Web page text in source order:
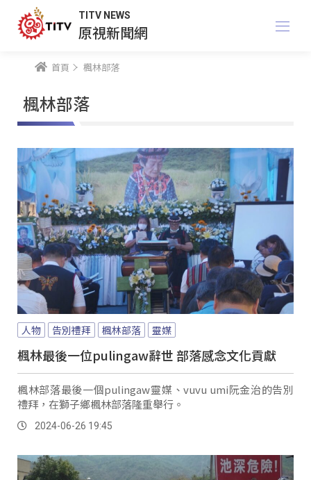
TITV NEWS
原視新聞網
首頁 楓林部落
楓林部落
人物 告別禮拜 楓林部落 靈媒
楓林最後一位pulingaw辭世 部落感念文化貢獻
楓林部落最後一個pulingaw靈媒、vuvu umi阮金治的告別
禮拜，在獅子鄉楓林部落隆重舉行。
2024-06-26 19:45